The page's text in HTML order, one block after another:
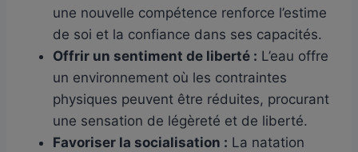
une nouvelle compétence renforce l’estime
de soi et la confiance dans ses capacités.
Offrir un sentiment de liberté : L’eau offre
un environnement où les contraintes
physiques peuvent être réduites, procurant
une sensation de légèreté et de liberté.
Favoriser la socialisation : La natation